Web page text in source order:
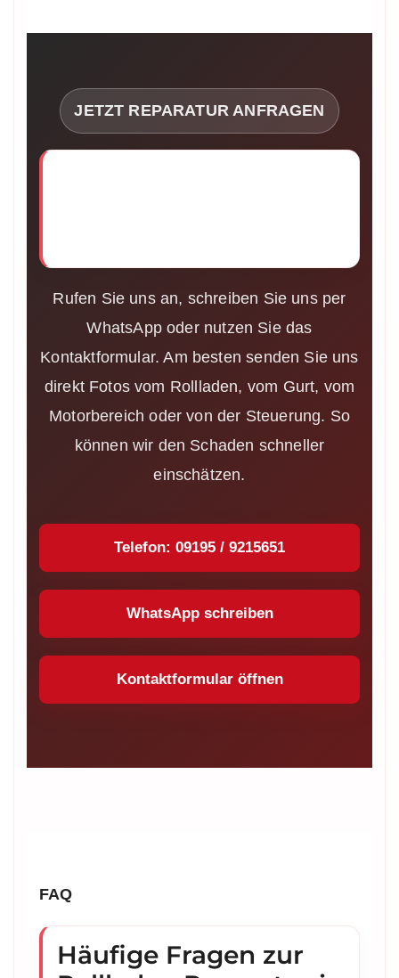
JETZT REPARATUR ANFRAGEN
Rufen Sie uns an, schreiben Sie uns per
WhatsApp oder nutzen Sie das
Kontaktformular. Am besten senden Sie uns
direkt Fotos vom Rollladen, vom Gurt, vom
Motorbereich oder von der Steuerung. So
können wir den Schaden schneller
einschätzen.
Telefon: 09195 / 9215651
WhatsApp schreiben
Kontaktformular öffnen
FAQ
Häufige Fragen zur